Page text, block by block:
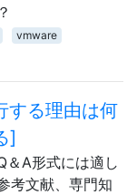
vmware
する理由は何
]
＆A形式には適し
考文献、専門知